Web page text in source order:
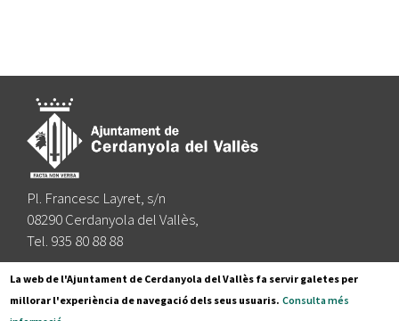
Pl. Francesc Layret, s/n
08290 Cerdanyola del Vallès,
Tel. 935 80 88 88
Segueix-nos a:
La web de l'Ajuntament de Cerdanyola del Vallès fa servir galetes per
millorar l'experiència de navegació dels seus usuaris. Consulta més